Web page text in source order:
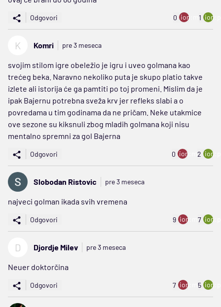
Odgovori 0 ion:minus
1
K Komri pre 3 meseca
svojim stilom igre obeležio je igru i uveo golmana kao
trećeg beka. Naravno nekoliko puta je skupo platio takve
izlete ali istorija će ga pamtiti po toj promeni. Mislim da je
ipak Bajernu potrebna sveža krv jer refleks slabi a o
povredama u tim godinama da ne pričam. Neke utakmice
ove sezone su kiksnuli zbog mladih golmana koji nisu
mentalno spremni za gol Bajerna
Odgovori 0 ion:minus
2
Slobodan Ristovic pre 3 meseca
najveci golman ikada svih vremena
Odgovori 9 ion:minus
7
D Djordje Milev pre 3 meseca
Neuer doktorčina
Odgovori 7 ion:minus
5